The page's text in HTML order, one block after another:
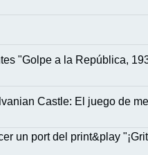
"Golpe a la República,
Castle: El juego de
un port del print&play